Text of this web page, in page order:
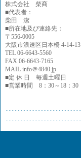
株式会社 柴商
■代表者：
柴田 潔
■所在地及び連絡先：
〒556-0005
大阪市浪速区日本橋 4-14-13
TEL 06-6643-5560
FAX 06-6643-7165
MAIL info＠4840.jp
■定 休 日 毎週土曜日
■営業時間 8：30～18：30